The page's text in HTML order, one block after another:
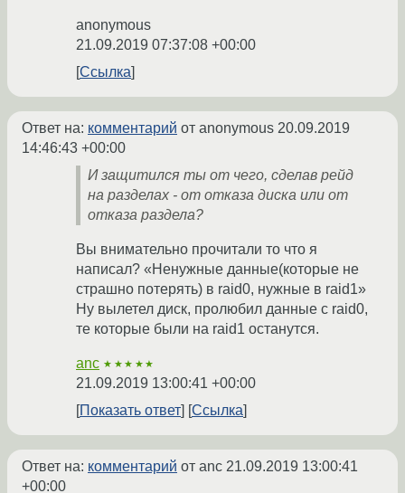
anonymous
21.09.2019 07:37:08 +00:00
Ссылка
Ответ на: комментарий от anonymous 20.09.2019
14:46:43 +00:00
И защитился ты от чего, сделав рейд
на разделах - от отказа диска или от
отказа раздела?
Вы внимательно прочитали то что я
написал? «Ненужные данные(которые не
страшно потерять) в raid0, нужные в raid1»
Ну вылетел диск, пролюбил данные с raid0,
те которые были на raid1 останутся.
anc ★★★★★
21.09.2019 13:00:41 +00:00
Показать ответ
Ссылка
Ответ на: комментарий от anc 21.09.2019 13:00:41
+00:00